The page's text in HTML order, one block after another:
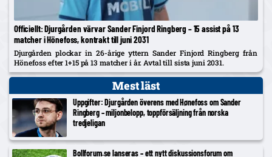
Officiellt: Djurgården värvar Sander Finjord Ringberg – 15 assist på 13
matcher i Hönefoss, kontrakt till juni 2031
Djurgården plockar in 26-årige yttern Sander Finjord Ringberg från
Hönefoss efter 1+15 på 13 matcher i år. Avtal till sista juni 2031.
Mest läst
Uppgifter: Djurgården överens med Hønefoss om Sander
Ringberg – miljonbelopp, toppförsäljning från norska
tredjeligan
Bollforum.se lanseras – ett nytt diskussionsforum om